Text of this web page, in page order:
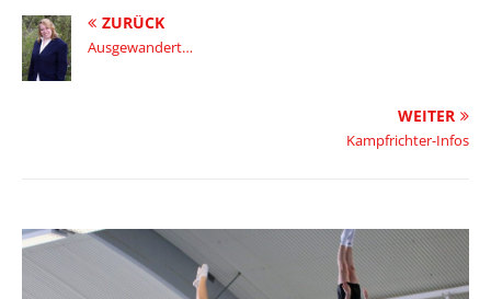
ZURÜCK
Ausgewandert…
WEITER
Kampfrichter-Infos